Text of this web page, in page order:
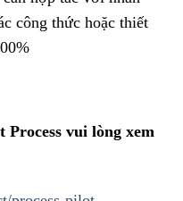
công thức hoặc thiết
Process vui lòng xem